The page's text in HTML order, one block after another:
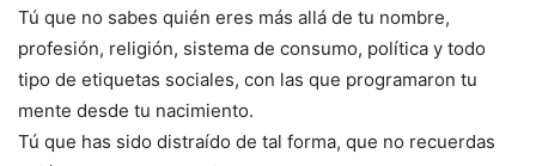
Tú que no sabes quién eres más allá de tu nombre,
profesión, religión, sistema de consumo, política y todo
tipo de etiquetas sociales, con las que programaron tu
mente desde tu nacimiento.
Tú que has sido distraído de tal forma, que no recuerdas